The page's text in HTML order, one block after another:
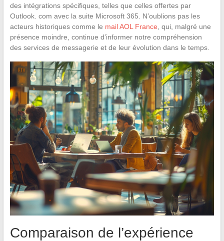
des intégrations spécifiques, telles que celles offertes par
Outlook. com avec la suite Microsoft 365. N’oublions pas les
acteurs historiques comme le mail AOL France , qui, malgré une
présence moindre, continue d’informer notre compréhension
des services de messagerie et de leur évolution dans le temps.
Comparaison de l’expérience